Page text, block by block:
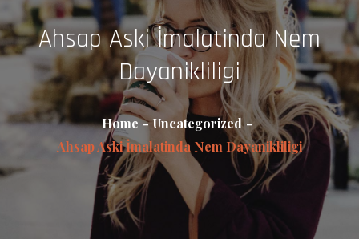
Ahsap Aski İmalatinda Nem
Dayanikliligi
Home
Uncategorized
Ahsap Aski İmalatinda Nem Dayanikliligi